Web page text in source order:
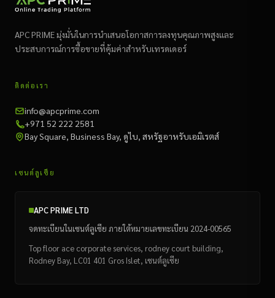
APC PRIME มุ่งมั่นในการนำเสนอโอกาสการลงทุนคุณภาพสูงและ
ประสบการณ์การซื้อขายที่คุ้มค่าสำหรับเทรดเดอร์
ติดต่อเรา
info@apcprime.com
+971 52 222 2581
Bay Square, Business Bay, ดูไบ, สหรัฐอาหรับเอมิเรตส์
เซนต์ลูเซีย
APC PRIME LTD
จดทะเบียนในเซนต์ลูเซีย ภายใต้หมายเลขทะเบียน 2024-00565
Top floor ace corporate services, rodney court building,
Rodney Bay, LC01 401 Gros Islet, เซนต์ลูเซีย